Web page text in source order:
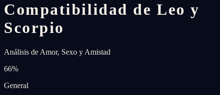
Compatibilidad de Leo y
Scorpio
Análisis de Amor, Sexo y Amistad
66%
General